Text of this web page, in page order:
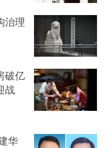
治理
破亿
战
华